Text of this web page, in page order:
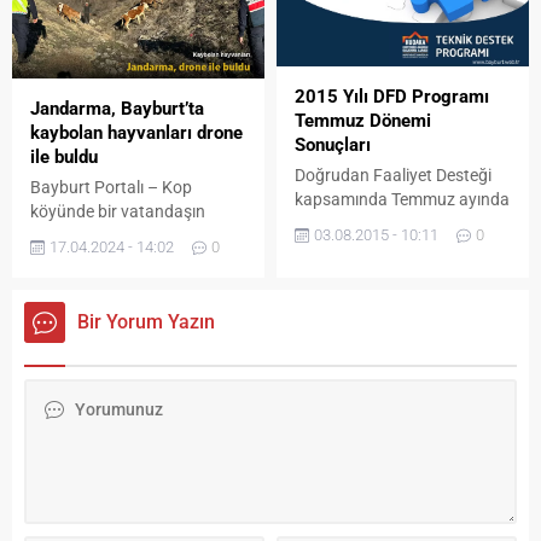
araştırmacıları bugüne kadar
38 ilde 278 masal derledi. Bu
kapsamda Dede Korkut
hikayelerinin dilden dile
dolaştığı Bayburt’ta da
masal derleme çalışmaları
Sakaryaspor ilk yarıyı 1-0
önde kapattı. Maçın ikinci
yarısına daha istekli
başlayan Bayburt Özle
İdarespor, karşılaşmanın
81.dakikasında Uğur Türk’ün
kafa vuruşuyla...
Jandarma, Bayburt’ta
kaybolan hayvanları drone
ile buldu
Bayburt Portalı – Kop
köyünde bir vatandaşın
hayvanları, Jandarma
merkeze bağlı Kop köyünde
ikamet eden bir vatandaş,
rağmen bulamaması üzerine
17.04.2024 - 14:02 0
2015 Yılı DFD Programı
Temmuz Dönemi
Sonuçları
Doğrudan Faaliyet Desteği
kapsamında Temmuz ayında
projeler belirlenmiştir.
gelişme planları ve
03.08.2015 - 10:11 0
Bir Yorum Yazın